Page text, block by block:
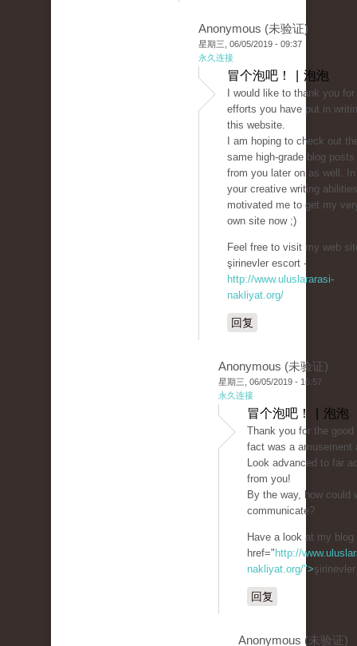
Anonymous (未验证)
星期三, 06/05/2019 - 09:37
永久连接
冒个泡吧！ | 泡泡
I would like to thank you
efforts you have put in
this website.
I am hoping to check out
same high-grade blog posts
from you later on as well.
your creative writing
motivated me to get my
own site now ;)
Feel free to visit my web
şirinevler escort -
http://www.uluslararasi-
nakliyat.org/
回复
Anonymous (未验证)
星期三, 06/05/2019 - 16:57
永久连接
冒个泡吧！ | 泡泡
Thank you for the
fact was a amusement
Look advanced to far
from you!
By the way, how could
communicate?
Have a look at my
href=" http://
nakliyat.org/">
回复
Anonymous (未验证)